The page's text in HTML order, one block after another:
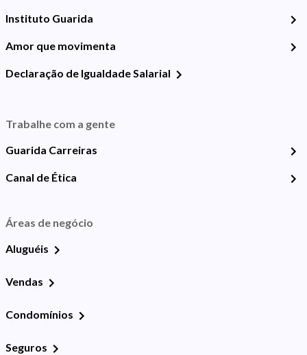
Instituto Guarida
Amor que movimenta
Declaração de Igualdade Salarial
Trabalhe com a gente
Guarida Carreiras
Canal de Ética
Áreas de negócio
Aluguéis
Vendas
Condomínios
Seguros